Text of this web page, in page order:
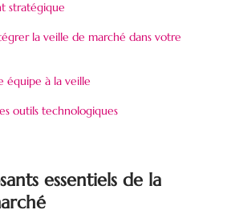
stratégique
la veille de marché dans votre
équipe à la veille
outils technologiques
essentiels de la